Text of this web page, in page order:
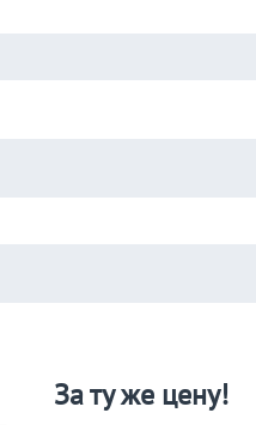
За ту же цену!